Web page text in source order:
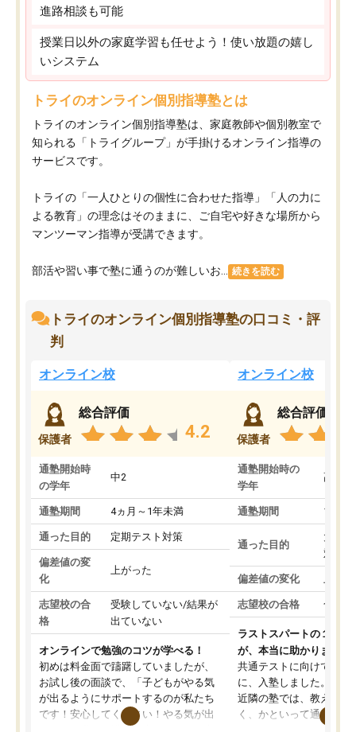
進路相談も可能
授業日以外の家庭学習も任せよう！使い放題の嬉し
いシステム
トライのオンライン個別指導塾とは
トライのオンライン個別指導塾は、家庭教師や個別教室で
知られる「トライグループ」が手掛けるオンライン指導の
サービスです。
トライの「一人ひとりの個性に合わせた指導」「人の力に
よる教育」の理念はそのままに、ご自宅や好きな場所から
マンツーマン指導が受講できます。
部活や習い事で塾に通うのが難しいお... 続きを読む
トライのオンライン個別指導塾の口コミ・評
判
オンライン校
保護者
総合評価
4.2
通塾開始時
の学年
中2
通塾期間 4ヵ月～1年未満
通った目的 定期テスト対策
偏差値の変
化
上がった
志望校の合
格
受験していない/結果が
出ていない
オンラインで勉強のコツが学べる！
初めは料金面で躊躇していましたが、
お試し後の面談で、「子どもがやる気
が出るようにサポートするのが私たち
です！安心してください！やる気が出
オンライン校
保護者
総合評価
通塾開始時の
学年
高3
通塾期間 1～3
通った目的
大学
対策
偏差値の変化
志望校の合格 合格
ラストスパートの１か月
が、本当に助かりました
共通テストに向けての追
に、入塾しました。田舎
近隣の塾では、教えても
く、かといって通うには